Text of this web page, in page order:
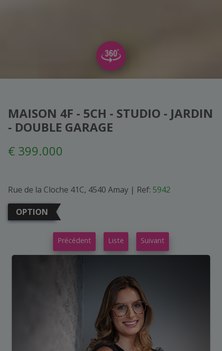
MAISON 4F - 5CH - STUDIO - JARDIN
- DOUBLE GARAGE
€ 399.000
Rue de la Cloche 41C, 4540 Amay | Ref: 5942
OPTION
Précédent Liste Suivant